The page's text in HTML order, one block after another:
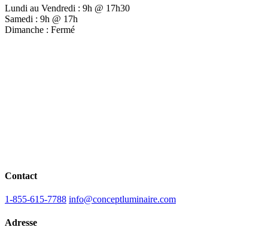
Lundi au Vendredi : 9h @ 17h30
Samedi : 9h @ 17h
Dimanche : Fermé
Contact
1-855-615-7788 info@conceptluminaire.com
Adresse